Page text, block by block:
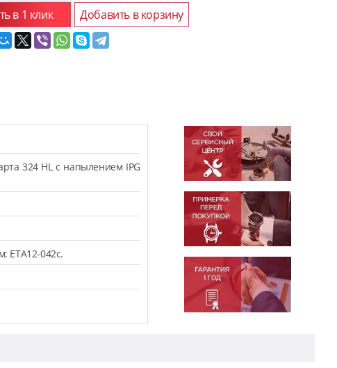
в 1 клик Добавить в корзину
324 HL с напылением IPG
ETA12-042c.